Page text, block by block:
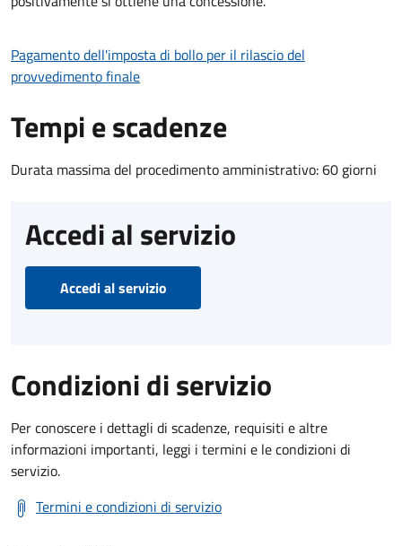
Pagamento dell'imposta di bollo per il rilascio del
provvedimento finale
Tempi e scadenze
Durata massima del procedimento amministrativo: 60 giorni
Accedi al servizio
Accedi al servizio
Condizioni di servizio
Per conoscere i dettagli di scadenze, requisiti e altre
informazioni importanti, leggi i termini e le condizioni di
servizio.
Termini e condizioni di servizio